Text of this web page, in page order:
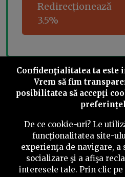
Redirecționează
3.5%
Share
RSSNewslettere Despre noi
Confidenţialitatea ta este
Vrem să fim
posibilitatea să accepţi
De ce cookie-uri? Le
funcţionalitatea site-
experienţa de navigare, a
socializare şi a afişa
interesele tale. Prin clic pe